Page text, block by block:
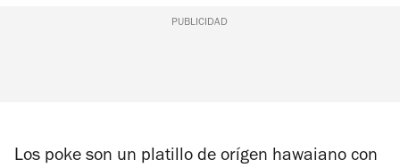
PUBLICIDAD
Los poke son un platillo de orígen hawaiano con